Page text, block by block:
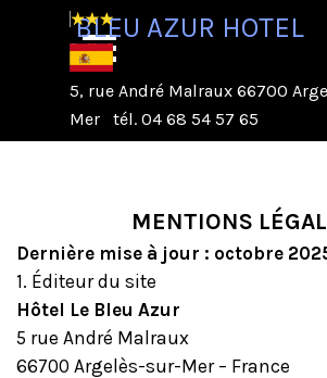
Aller au contenu
Sauter le menu
5, rue André Malraux 66700
Mer tél. 04 68 54 57 65
BLEU AZUR HOTEL
MENTIONS
Dernière mise à jour : octobre
1. Éditeur du site
Hôtel Le Bleu Azur
5 rue André Malraux
66700 Argelès-sur-Mer – France